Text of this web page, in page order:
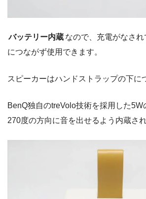
バッテリー内蔵 なので、充電がなさ
につながず使用できます。
スピーカーはハンドストラップの下に
BenQ独自のtreVolo技術を採用した5W
270度の方向に音を出せるよう内蔵され